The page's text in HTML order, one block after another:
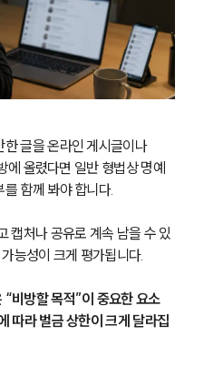
글을 온라인 게시글이나
에 올렸다면 일반 형법상 명예
함께 봐야 합니다.
캡처나 공유로 계속 남을 수 있
능성이 크게 평가됩니다.
비방할 목적”이 중요한 요소
따라 벌금 상한이 크게 달라집